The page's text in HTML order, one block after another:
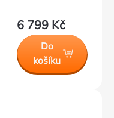
6 799 Kč
Do
košíku